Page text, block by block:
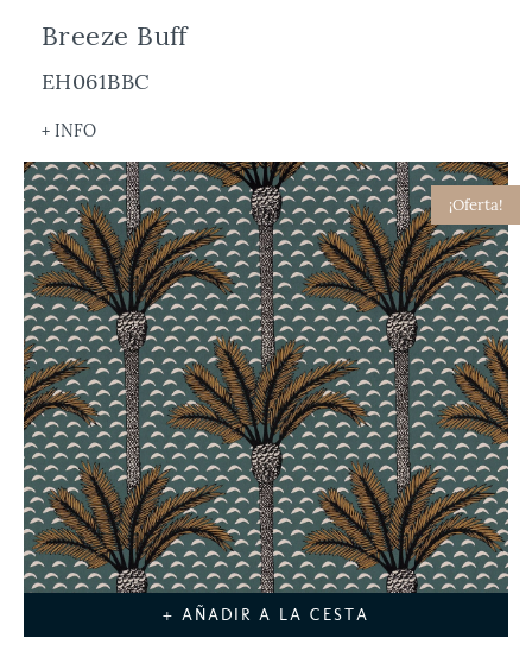
Breeze Buff
EH061BBC
+ INFO
¡Oferta!
+ AÑADIR A LA CESTA